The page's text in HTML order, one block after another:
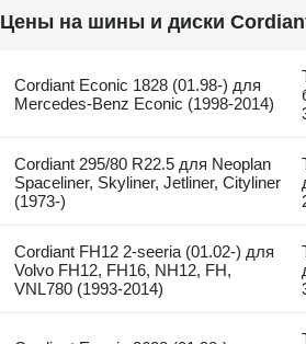
Цены на шины и диски
Cordiant Econic 1828 (01.98-) для
Mercedes-Benz Econic (1998-2014)
Cordiant 295/80 R22.5 для Neoplan
Spaceliner, Skyliner, Jetliner, Cityliner
(1973-)
Cordiant FH12 2-seeria (01.02-) для
Volvo FH12, FH16, NH12, FH,
VNL780 (1993-2014)